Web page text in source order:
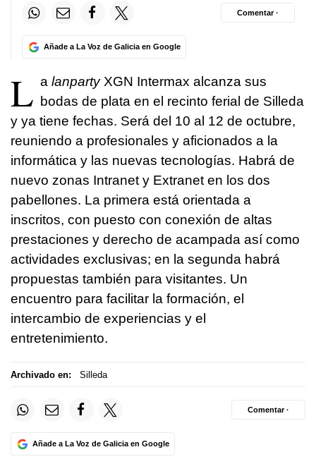
Añade a La Voz de Galicia en Google
Comentar ·
L a lanpartyXGN Intermax alcanza sus
bodas de plata en el recinto ferial de Silleda
y ya tiene fechas. Será del 10 al 12 de octubre,
reuniendo a profesionales y aficionados a la
informática y las nuevas tecnologías. Habrá de
nuevo zonas Intranet y Extranet en los dos
pabellones. La primera está orientada a
inscritos, con puesto con conexión de altas
prestaciones y derecho de acampada así como
actividades exclusivas; en la segunda habrá
propuestas también para visitantes. Un
encuentro para facilitar la formación, el
intercambio de experiencias y el
entretenimiento.
Archivado en: Silleda
Añade a La Voz de Galicia en Google
Comentar ·